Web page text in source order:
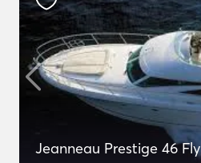
Jeanneau Prestige 46 Fly